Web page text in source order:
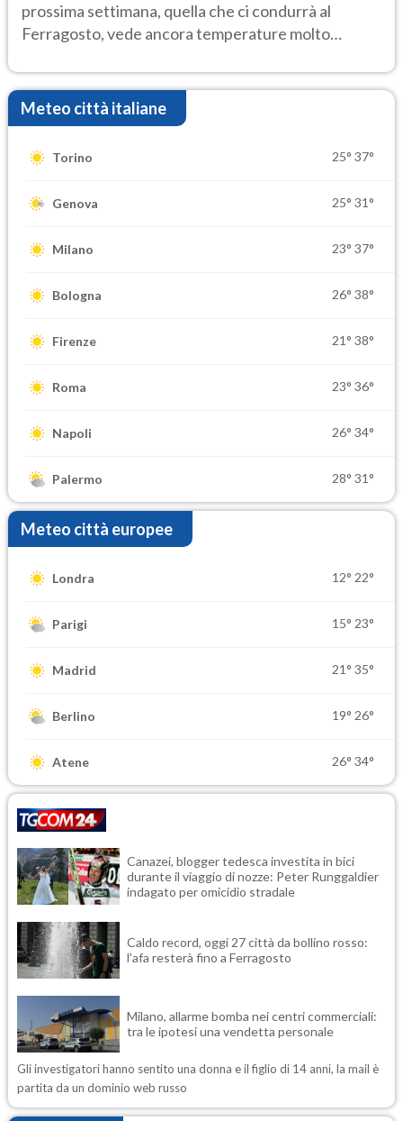
prossima settimana, quella che ci condurrà al
Ferragosto, vede ancora temperature molto
Meteo città italiane
Torino 25° 37°
Genova 25° 31°
Milano 23° 37°
Bologna 26° 38°
Firenze 21° 38°
Roma 23° 36°
Napoli 26° 34°
Palermo 28° 31°
Meteo città europee
Londra 12° 22°
Parigi 15° 23°
Madrid 21° 35°
Berlino 19° 26°
Atene 26° 34°
Canazei, blogger tedesca investita in bici
durante il viaggio di nozze: Peter Runggaldier
indagato per omicidio stradale
Caldo record, oggi 27 città da bollino rosso:
l'afa resterà fino a Ferragosto
Milano, allarme bomba nei centri commerciali:
tra le ipotesi una vendetta personale
Gli investigatori hanno sentito una donna e il figlio di 14 anni, la mail è
partita da un dominio web russo